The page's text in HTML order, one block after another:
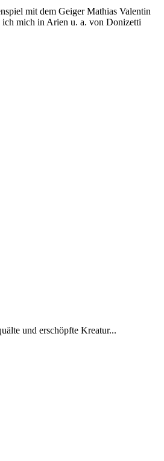
mit dem Geiger Mathias Valentin
ich mich in Arien u. a. von Donizetti
und erschöpfte Kreatur...